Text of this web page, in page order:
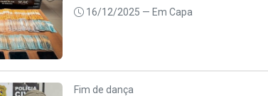
16/12/2025 — Em Capa
Fim de dança